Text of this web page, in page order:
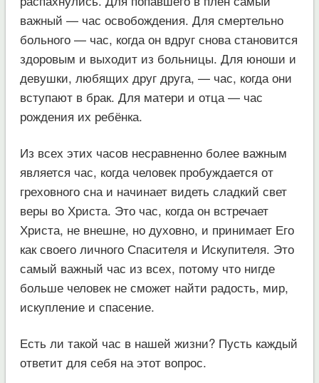
важный — час освобождения. Для смертельно
больного — час, когда он вдруг снова становится
здоровым и выходит из больницы. Для юноши и
девушки, любящих друг друга, — час, когда они
вступают в брак. Для матери и отца — час
рождения их ребёнка.
Из всех этих часов несравненно более важным
является час, когда человек пробуждается от
греховного сна и начинает видеть сладкий свет
веры во Христа. Это час, когда он встречает
Христа, не внешне, но духовно, и принимает Его
как своего личного Спасителя и Искупителя. Это
самый важный час из всех, потому что нигде
больше человек не сможет найти радость, мир,
искупление и спасение.
Есть ли такой час в нашей жизни? Пусть каждый
ответит для себя на этот вопрос.